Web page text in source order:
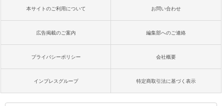
本サイトのご利用について お問い合わせ
広告掲載のご案内 編集部へのご連絡
プライバシーポリシー 会社概要
インプレスグループ 特定商取引法に基づく表示